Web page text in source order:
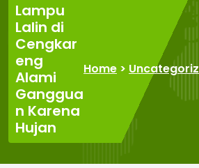
Lampu
Lalin di
Cengkar
eng
Alami
Ganggua
n Karena
Hujan
Home >